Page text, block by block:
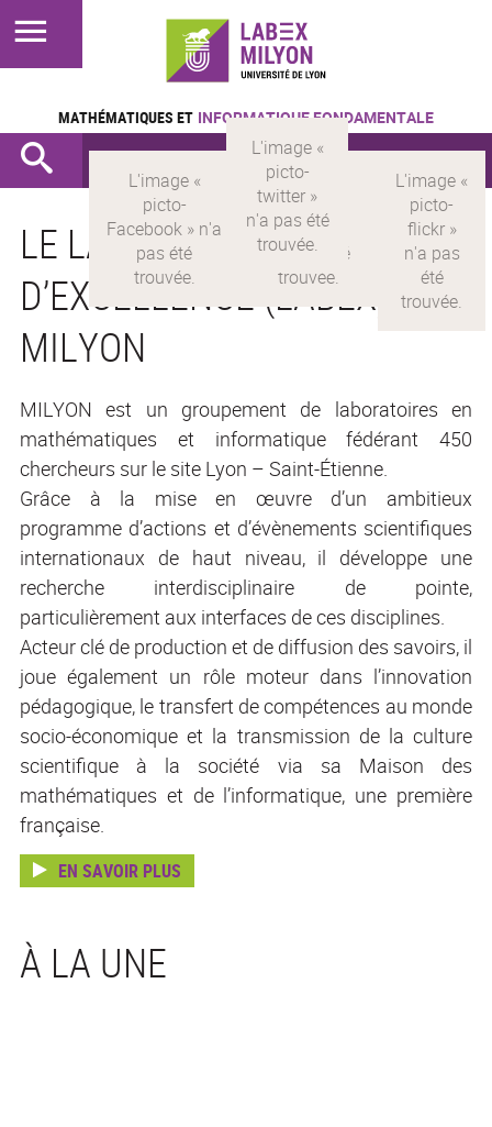
MATHÉMATIQUES ET INFORMATIQUE FONDAMENTALE
LE LABORATOIRE
D’EXCELLENCE (LABEX)
MILYON
MILYON est un groupement de laboratoires en
mathématiques et informatique fédérant 450
chercheurs sur le site Lyon – Saint-Étienne.
Grâce à la mise en œuvre d’un ambitieux
programme d’actions et d’évènements scientifiques
internationaux de haut niveau, il développe une
recherche interdisciplinaire de pointe,
particulièrement aux interfaces de ces disciplines.
Acteur clé de production et de diffusion des savoirs, il
joue également un rôle moteur dans l’innovation
pédagogique, le transfert de compétences au monde
socio-économique et la transmission de la culture
scientifique à la société via sa Maison des
mathématiques et de l’informatique, une première
française.
EN SAVOIR PLUS